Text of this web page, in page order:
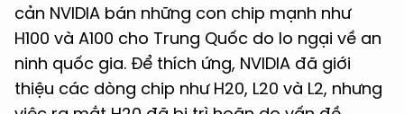
cản NVIDIA bán những con chip mạnh như
H100 và A100 cho Trung Quốc do lo ngại về an
ninh quốc gia. Để thích ứng, NVIDIA đã giới
thiệu các dòng chip như H20, L20 và L2, nhưng